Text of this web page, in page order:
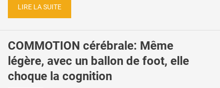
LIRE LA SUITE
COMMOTION cérébrale: Même
légère, avec un ballon de foot, elle
choque la cognition